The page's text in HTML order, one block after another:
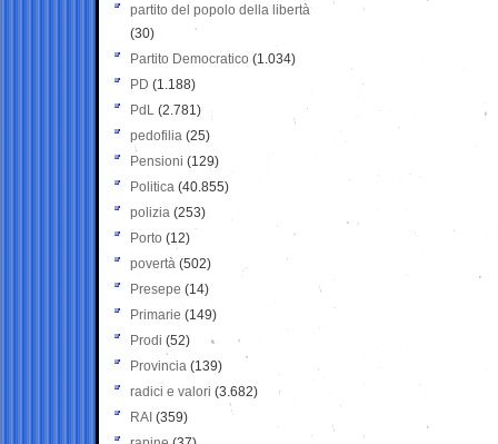
partito del popolo della libertà
(30)
Partito Democratico (1.034)
PD (1.188)
PdL (2.781)
pedofilia (25)
Pensioni (129)
Politica (40.855)
polizia (253)
Porto (12)
povertà (502)
Presepe (14)
Primarie (149)
Prodi (52)
Provincia (139)
radici e valori (3.682)
RAI (359)